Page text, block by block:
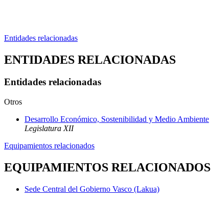
Entidades relacionadas
ENTIDADES RELACIONADAS
Entidades relacionadas
Otros
Desarrollo Económico, Sostenibilidad y Medio Ambiente
Legislatura XII
Equipamientos relacionados
EQUIPAMIENTOS RELACIONADOS
Sede Central del Gobierno Vasco (Lakua)